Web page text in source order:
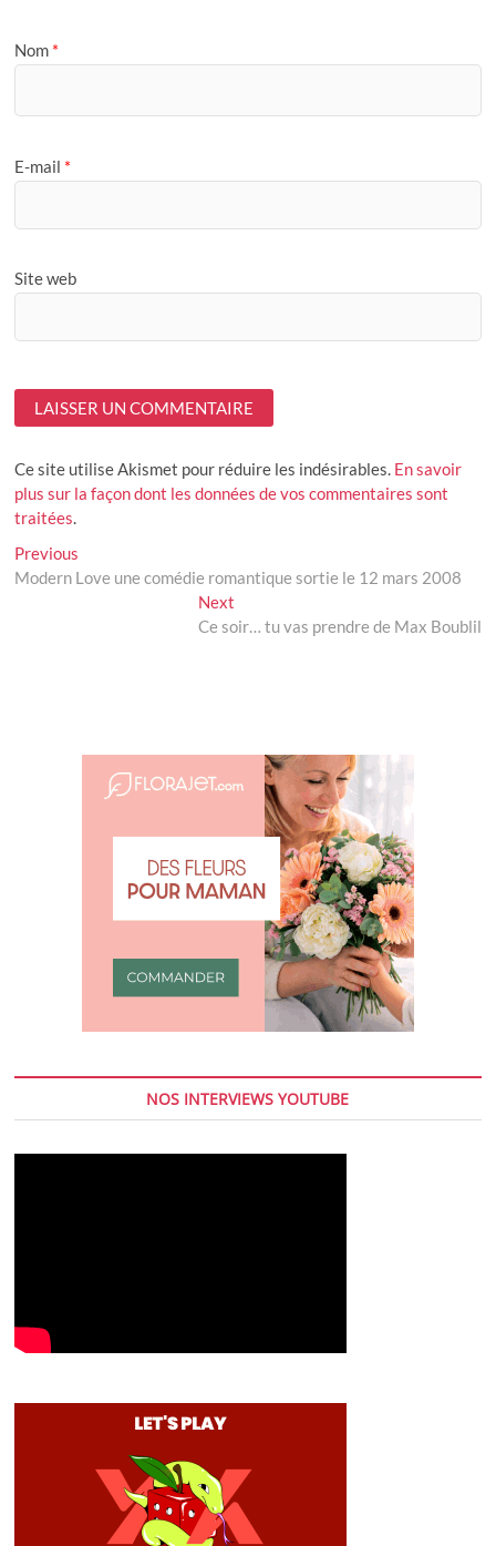
Nom *
E-mail *
Site web
Ce site utilise Akismet pour réduire les indésirables. En savoir
plus sur la façon dont les données de vos commentaires sont
traitées.
Navigation
de
Previous
post:
Modern Love une comédie romantique sortie le 12 mars 2008
NextNext
post:
Ce soir… tu vas prendre de Max Boublil
NOS INTERVIEWS YOUTUBE